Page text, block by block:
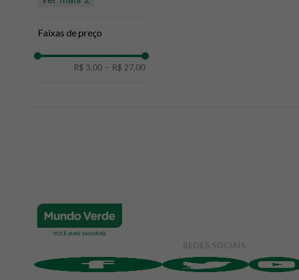
Faixas de preço
R$ 3,00 – R$ 27,00
REDES SOCIAIS